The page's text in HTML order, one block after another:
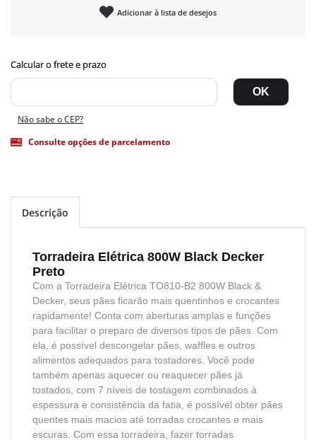
Adicionar à lista de desejos
Não sabe o CEP?
Consulte opções de parcelamento
Descrição
Torradeira Elétrica 800W Black Decker
Preto
Com a Torradeira Elétrica TO810-B2 800W Black &
Decker, seus pães ficarão mais quentinhos e crocantes
rapidamente! Conta com aberturas amplas e funções
para facilitar o preparo de diversos tipos de pães. Com
ela, é possível descongelar pães, waffles e outros
alimentos adequados para tostadores. Você pode
também apenas aquecer ou reaquecer pães já
tostados, com 7 níveis de tostagem combinados à
espessura e consistência da fatia, é possível obter pães
quentes mais macios até torradas crocantes e mais
escuras. Com essa torradeira, fazer torradas